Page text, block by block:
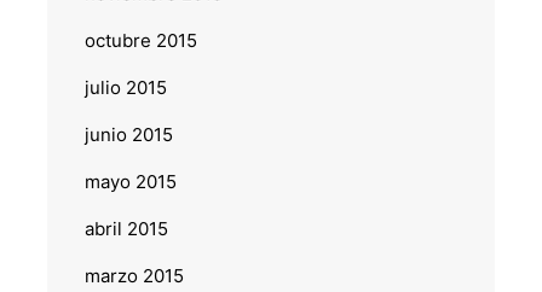
octubre 2015
julio 2015
junio 2015
mayo 2015
abril 2015
marzo 2015